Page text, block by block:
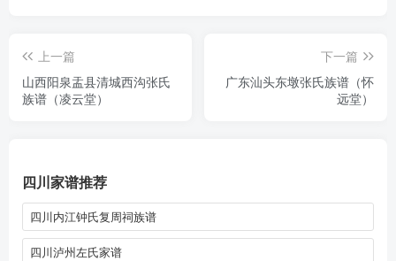
上一篇
山西阳泉盂县清城西沟张氏
族谱（凌云堂）
下一篇
广东汕头东墩张氏族谱（怀
远堂）
四川家谱推荐
四川内江钟氏复周祠族谱
四川泸州左氏家谱